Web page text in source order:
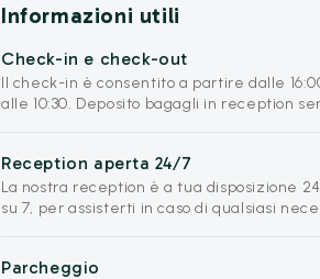
Informazioni utili
Check-in e check-out
Il check-in è consentito a partire dalle
alle 10:30. Deposito bagagli in reception
Reception aperta 24/7
La nostra reception è a tua disposizione
su 7, per assisterti in caso di qualsiasi
Parcheggio